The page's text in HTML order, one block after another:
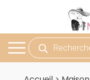
Recherche
de
produits